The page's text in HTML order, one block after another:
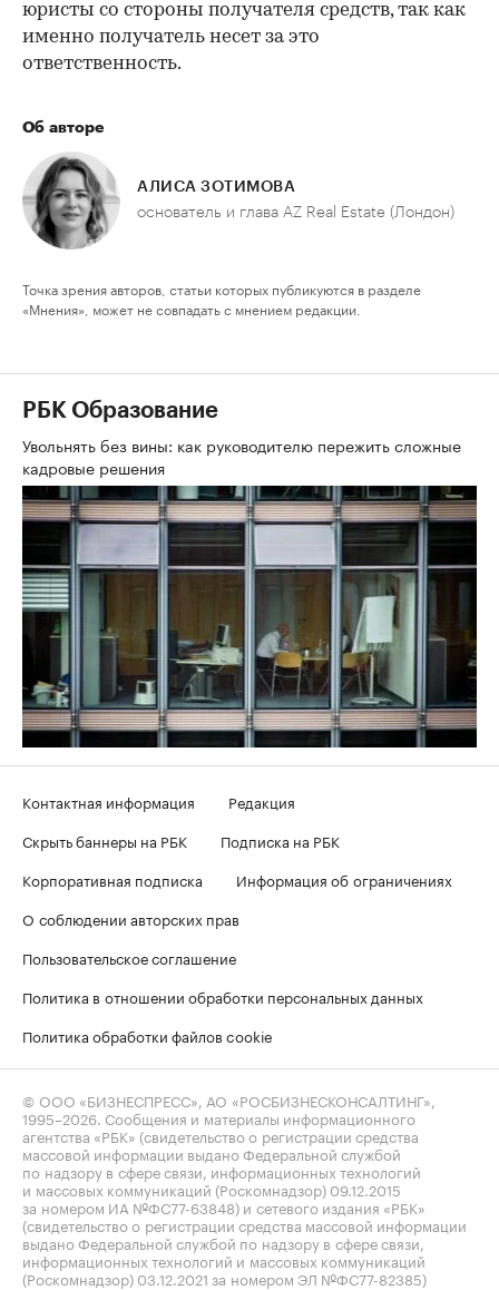
юристы со стороны получателя средств, так как
именно получатель несет за это
ответственность.
Об авторе
АЛИСА ЗОТИМОВА
основатель и глава AZ Real Estate (Лондон)
Точка зрения авторов, статьи которых публикуются в разделе
«Мнения», может не совпадать с мнением редакции.
РБК Образование
Увольнять без вины: как руководителю пережить сложные
кадровые решения
Контактная информация
Редакция
Скрыть баннеры на РБК
Подписка на РБК
Корпоративная подписка
Информация об ограничениях
О соблюдении авторских прав
Пользовательское соглашение
Политика в отношении обработки персональных данных
Политика обработки файлов cookie
© ООО «БИЗНЕСПРЕСС», АО «РОСБИЗНЕСКОНСАЛТИНГ»,
1995–2026. Сообщения и материалы информационного
агентства «РБК» (свидетельство о регистрации средства
массовой информации выдано Федеральной службой
по надзору в сфере связи, информационных технологий
и массовых коммуникаций (Роскомнадзор) 09.12.2015
за номером ИА №ФС77-63848) и сетевого издания «РБК»
(свидетельство о регистрации средства массовой информации
выдано Федеральной службой по надзору в сфере связи,
информационных технологий и массовых коммуникаций
(Роскомнадзор) 03.12.2021 за номером ЭЛ №ФС77-82385)